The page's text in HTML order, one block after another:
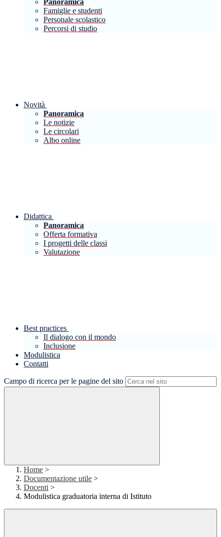
Panoramica
Famiglie e studenti
Personale scolastico
Percorsi di studio
Novità
Panoramica
Le notizie
Le circolari
Albo online
Didattica
Panoramica
Offerta formativa
I progetti delle classi
Valutazione
Best practices
Il dialogo con il mondo
Inclusione
Modulistica
Contatti
Campo di ricerca per le pagine del sito
Home >
Documentazione utile >
Docenti >
Modulistica graduatoria interna di Istituto